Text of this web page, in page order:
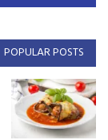
POPULAR POSTS